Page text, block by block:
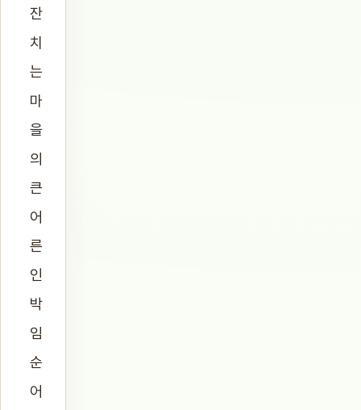
잔
치
는
마
을
의
큰
어
른
인
박
임
순
어